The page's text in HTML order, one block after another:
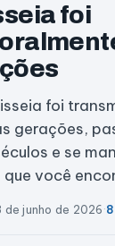
foi
foi
gerações,
e se
que você
de junho de 2026·